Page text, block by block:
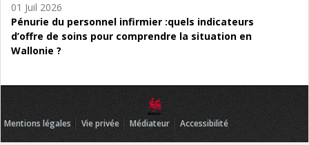
01 Juil 2026
Pénurie du personnel infirmier :quels indicateurs
d’offre de soins pour comprendre la situation en
Wallonie ?
Mentions légales Vie privée Médiateur Accessibilité